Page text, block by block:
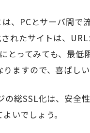
は、PCとサーバ間
されたサイトは、
とってみても、最低
りますので、喜ばし
の総SSL化は、安全
いでしょう。